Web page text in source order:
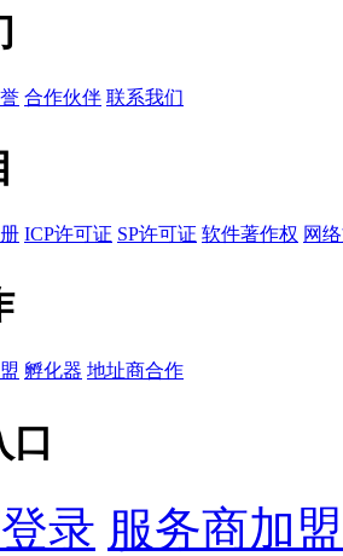
合作伙伴 联系我们
ICP许可证 SP许可证 软件著作权 网
孵化器 地址商合作
口
录 服务商加盟